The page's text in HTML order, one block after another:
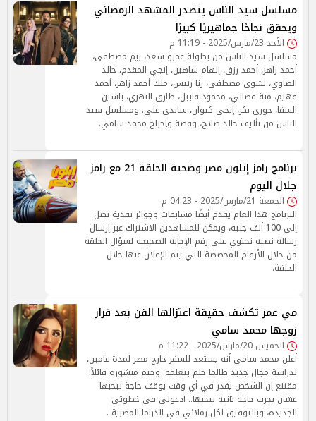
مسلسل سيد الناس يتصدر المشهد الرمضاني
ويحقق نجاحًا جماهيريًا كبيرًا
الأحد 23/مارس/2025 - 11:19 م
مسلسل سيد الناس من بطولة عمرو سعد، ريم مصطفى،
أحمد زاهر، أحمد رزق، إلهام شاهين، إنجي المقدم، خالد
الصاوي، نشوى مصطفى، رنا رئيس، ملك أحمد زاهر، أحمد
فهيم، منة فضالي، محمود قابيل، طارق النهري، ياسين
السقا، جوري بكر، إنجي كيوان، ساندي علي. ومسلسل سيد
الناس من تأليف خالد صلاح، وقصة وإخراج محمد سامي.
برنامج رامز إيلون مصر وضحية الحلقة 21 مع رامز
جلال اليوم
الجمعة 21/مارس/2025 - 04:23 م
البرنامج هذا العام يقدم أيضًا مسابقات وجوائز نقدية تصل
إلى 100 ألف جنيه، ويمكن للمشاهدين الاشتراك عبر إرسال
رسالة نصية تحتوي على رقم الإجابة الصحيحة لسؤال الحلقة
من خلال الأرقام المخصصة التي يتم الإعلان عنها خلال
الحلقة.
مي عمر تكشف حقيقة اعتزالها الفن بعد قرار
زوجها محمد سامي
الخميس 20/مارس/2025 - 11:22 م
أعلن محمد سامي أنه يستعد للسفر خارج مصر لمدة عامين،
لدراسة مجال جديد طالما حلم بتعلمه. وختم منشوره قائلاً:
مقتنع إن الشخص يقدر في أي وقت يوقف حاجة بيحبها
عشان يجرب حاجة تانية بيحبها.. ادعولي في خطوتي
الجديدة، وبالتوفيق لكل زملائي في الدراما المصرية .